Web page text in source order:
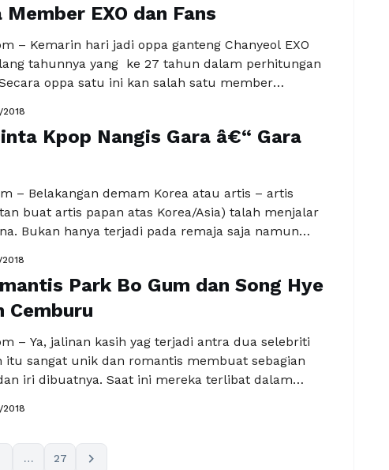
setianya dengan …Baca Selengkapnya
EXO dan Fans
– Kemarin hari jadi oppa ganteng Chanyeol EXO
tahunnya yang ke 27 tahun dalam perhitungan
oppa satu ini kan salah satu member
juga di Mancanegara. So, pastinya kalian tahu
hari istimewah si oppa … Baca Selengkapnya
2018
Kpop Nangis Gara â€“ Gara
– Belakangan demam Korea atau artis – artis
buat artis papan atas Korea/Asia) talah menjalar
Bukan hanya terjadi pada remaja saja namun
ter up datenya. Mungkin kalau remaja lebih
selebriti Kpopnya, sedang kan untuk yang … Baca
2018
Park Bo Gum dan Song Hye
Cemburu
– Ya, jalinan kasih yag terjadi antra dua selebriti
itu sangat unik dan romantis membuat sebagian
iri dibuatnya. Saat ini mereka terlibat dalam
dipasangkan dan chemesteri keduanya sangat
Seperti …
Baca Selengkapnya
2018
… 27 chevron_right